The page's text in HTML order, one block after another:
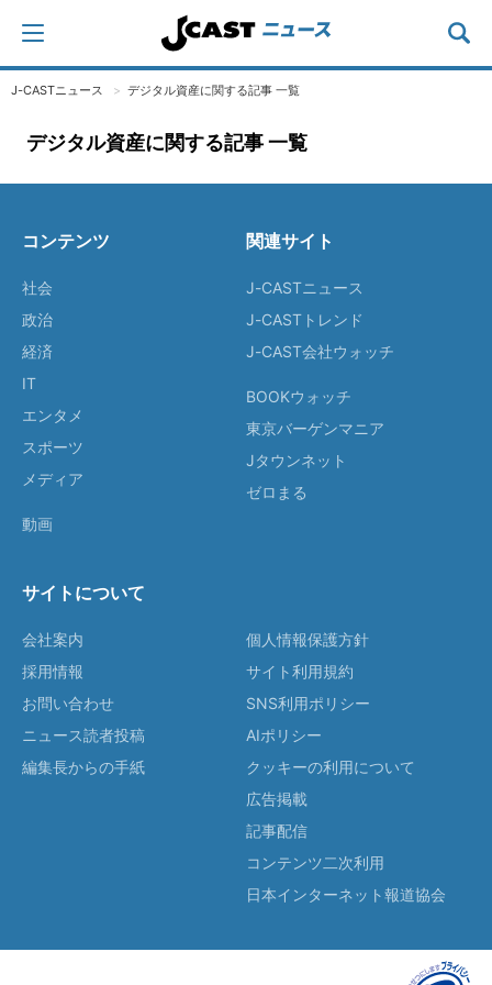
J-CASTニュース デジタル資産に関する記事 一覧
デジタル資産に関する記事 一覧
コンテンツ
社会
政治
経済
IT
エンタメ
スポーツ
メディア
動画
関連サイト
J-CASTニュース
J-CASTトレンド
J-CAST会社ウォッチ
BOOKウォッチ
東京バーゲンマニア
Jタウンネット
ゼロまる
サイトについて
会社案内
採用情報
お問い合わせ
ニュース読者投稿
編集長からの手紙
個人情報保護方針
サイト利用規約
SNS利用ポリシー
AIポリシー
クッキーの利用について
広告掲載
記事配信
コンテンツ二次利用
日本インターネット報道協会